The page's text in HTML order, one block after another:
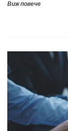
Виж повече